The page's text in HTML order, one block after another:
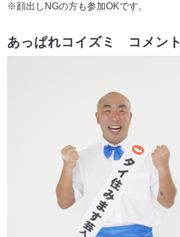
※顔出しNGの方も参加OKです。
あっぱれコイズミ コメント